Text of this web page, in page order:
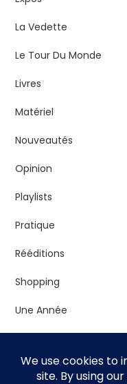
La Vedette
Le Tour Du Monde
Livres
Matériel
Nouveautés
Opinion
Playlists
Pratique
Rééditions
Shopping
Une Année